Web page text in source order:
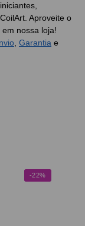
Aproveite o
nossa loja!
Garantia e
-22%